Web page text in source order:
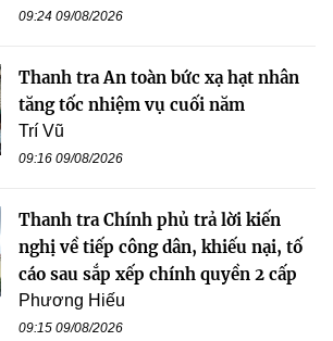
09:24 09/08/2026
Thanh tra An toàn bức xạ hạt nhân
tăng tốc nhiệm vụ cuối năm
Trí Vũ
09:16 09/08/2026
Thanh tra Chính phủ trả lời kiến
nghị về tiếp công dân, khiếu nại, tố
cáo sau sắp xếp chính quyền 2 cấp
Phương Hiếu
09:15 09/08/2026